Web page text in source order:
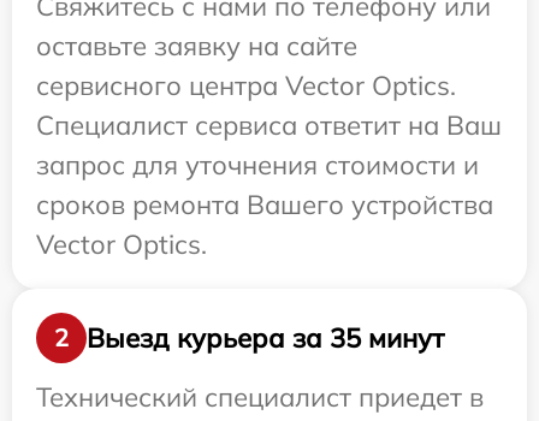
оставьте заявку на сайте
сервисного центра Vector Optics.
Специалист сервиса ответит на Ваш
запрос для уточнения стоимости и
сроков ремонта Вашего устройства
Vector Optics.
2
Выезд курьера за 35 минут
Технический специалист приедет в